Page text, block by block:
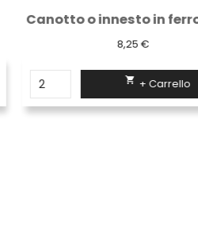
Canotto o innesto in ferro, da muratura,...
